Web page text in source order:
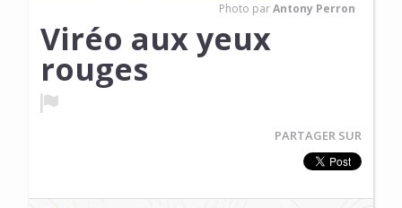
Photo parAntony Perron
Viréo aux yeux
rouges
PARTAGER SUR